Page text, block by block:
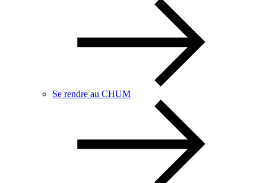
Se rendre au CHUM